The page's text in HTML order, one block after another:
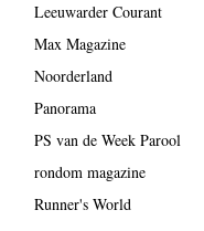
Leeuwarder Courant
Max Magazine
Noorderland
Panorama
PS van de Week Parool
rondom magazine
Runner's World